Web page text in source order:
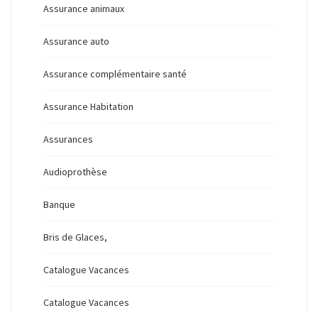
Assurance animaux
Assurance auto
Assurance complémentaire santé
Assurance Habitation
Assurances
Audioprothèse
Banque
Bris de Glaces,
Catalogue Vacances
Catalogue Vacances